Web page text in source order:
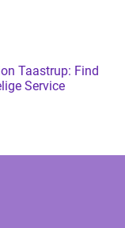
Taastrup: Find
Service